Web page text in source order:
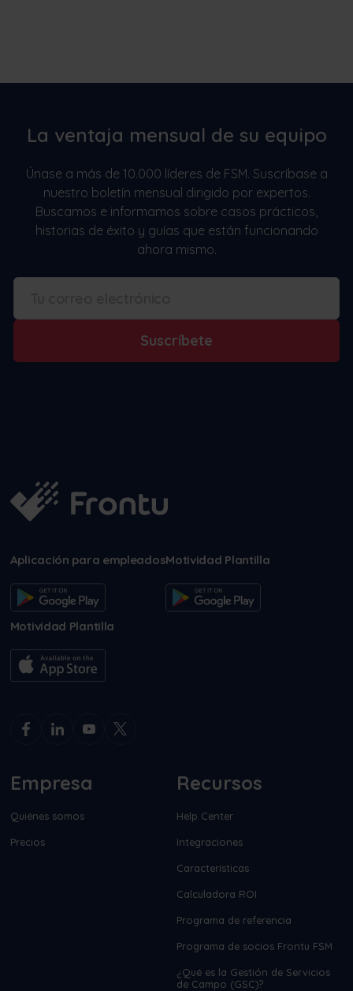
La ventaja mensual de su equipo
Únase a más de 10.000 líderes de FSM. Suscríbase a
nuestro boletín mensual dirigido por expertos.
Buscamos e informamos sobre casos prácticos,
historias de éxito y guías que están funcionando
ahora mismo.
Suscríbete
Aplicación para empleadosMotividad Plantilla
Motividad Plantilla
Empresa
Quiénes somos
Precios
Recursos
Help Center
Integraciones
Características
Calculadora ROI
Programa de referencia
Programa de socios Frontu FSM
¿Qué es la Gestión de Servicios
de Campo (GSC)?